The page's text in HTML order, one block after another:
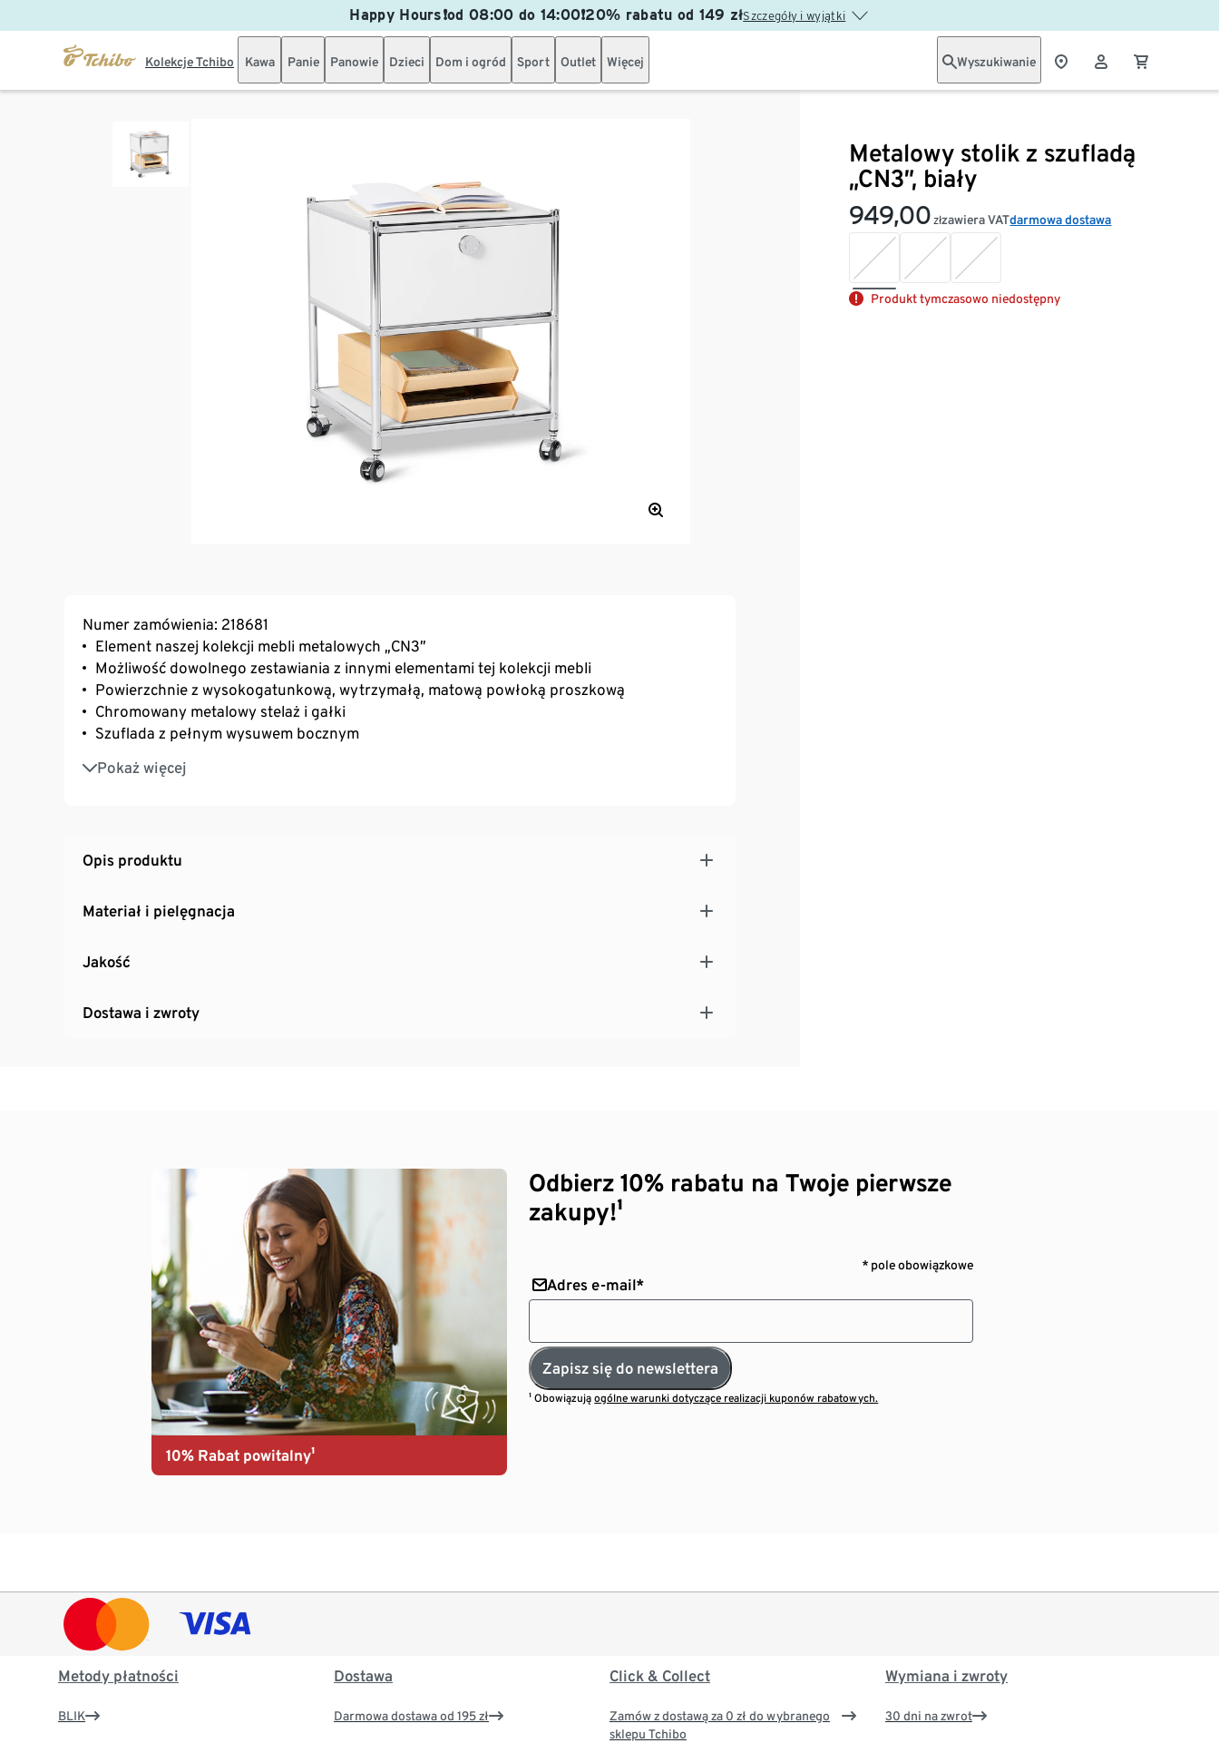
Happy Hours❗od 08:00 do 14:00❗20% rabatu od 149 złSzczegóły i wyjątki
Kolekcje Tchibo Kawa Panie Panowie Dzieci Dom i ogród Sport Outlet Więcej Wyszukiwanie
Metalowy stolik z szufladą
„CN3”, biały
949,00 złzawiera VATdarmowa dostawa
Produkt tymczasowo niedostępny
Numer zamówienia: 218681
Element naszej kolekcji mebli metalowych „CN3”
Możliwość dowolnego zestawiania z innymi elementami tej kolekcji mebli
Powierzchnie z wysokogatunkową, wytrzymałą, matową powłoką proszkową
Chromowany metalowy stelaż i gałki
Szuflada z pełnym wysuwem bocznym
Pokaż więcej
Półka pod szufladą
Z 4 kółkami, w tym 2 z hamulcem, oraz plastikowymi stopkami o regulowanej wysokości –
Opis produktu
Materiał i pielęgnacja
Jakość
Dostawa i zwroty
10% Rabat powitalny¹
Odbierz 10% rabatu na Twoje pierwsze
zakupy!¹
* pole obowiązkowe
Adres e-mail*
Zapisz się do newslettera
¹ Obowiązująogólne warunki dotyczące realizacji kuponów rabatowych.
Metody płatności
BLIK
Dostawa
Darmowa dostawa od 195 zł
Click & Collect
Zamów z dostawą za 0 zł do wybranego
sklepu Tchibo
Wymiana i zwroty
30 dni na zwrot